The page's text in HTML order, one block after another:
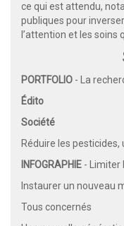
ce qui est attendu,
publiques pour
l’attention et les soins
PORTFOLIO - La
Édito
Société
Réduire les
INFOGRAPHIE - Limiter
Instaurer un nouveau
Tous concernés